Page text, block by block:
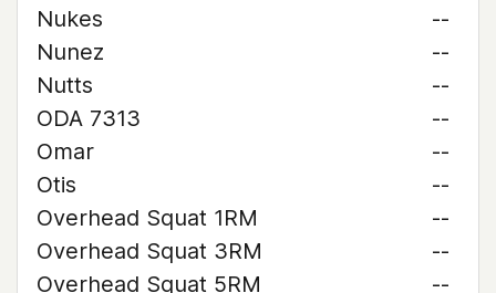
Nukes
--
Nunez
--
Nutts
--
ODA 7313
--
Omar
--
Otis
--
Overhead Squat 1RM
--
Overhead Squat 3RM
--
Overhead Squat 5RM
--